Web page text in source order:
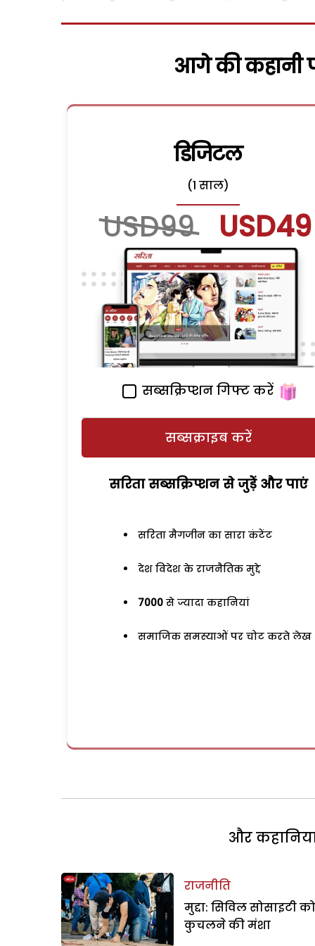
आगे की कहानी
डिजिटल
(1 साल)
USD99 USD49
सब्सक्रिप्शन गिफ्ट करें
सब्सक्राइब करें
सरिता सब्सक्रिप्शन से जुड़ेें और पाएं
सरिता मैगजीन का सारा कंटेंट
देश विदेश के राजनैतिक मुद्दे
7000 से ज्यादा कहानियां
समाजिक समस्याओं पर चोट करते लेख
और
राजनीति
मुद्दा: सिविल सोसाइटी को
कुचलने की मंशा